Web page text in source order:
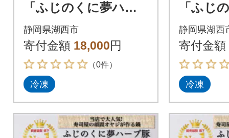
「ふじのくに夢ハー
ブ豚」しゃぶしゃぶ
用豚肉3種類(750g)と
手作りポン酢のセッ
ト
静岡県湖西市
寄付金額 18,000円
（0件）
冷凍
「ふじ
ブ豚」
種
鍋つゆ
静岡県湖西
寄付金額
冷凍